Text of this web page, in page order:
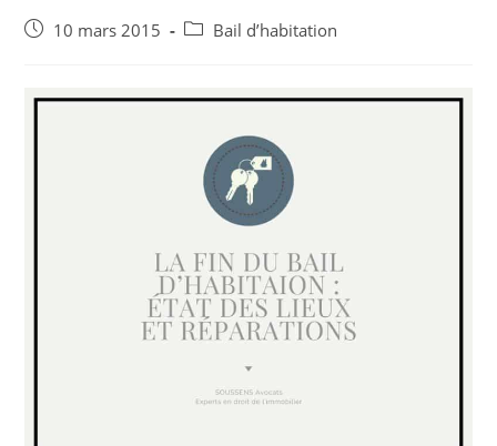
Post10 mars 2015
PostBail d’habitation